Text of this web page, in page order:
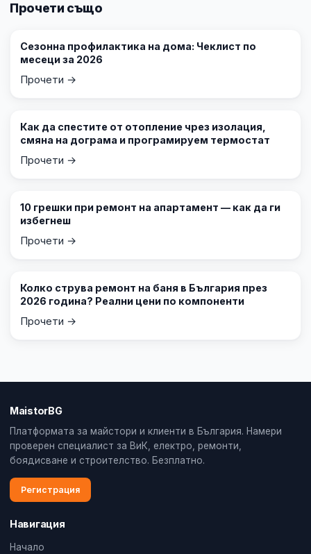
Прочети също
Сезонна профилактика на дома: Чеклист по
месеци за 2026
Прочети →
Как да спестите от отопление чрез изолация,
смяна на дограма и програмируем термостат
Прочети →
10 грешки при ремонт на апартамент — как да ги
избегнеш
Прочети →
Колко струва ремонт на баня в България през
2026 година? Реални цени по компоненти
Прочети →
MaistorBG
Платформата за майстори и клиенти в България. Намери
проверен специалист за ВиК, електро, ремонти,
боядисване и строителство. Безплатно.
Регистрация
Навигация
Начало